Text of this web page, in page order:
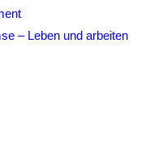
– Leben und arbeiten